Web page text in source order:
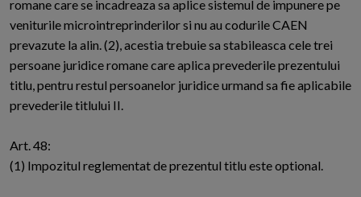
romane care se incadreaza sa aplice sistemul de impunere pe
veniturile microintreprinderilor si nu au codurile CAEN
prevazute la alin. (2), acestia trebuie sa stabileasca cele trei
persoane juridice romane care aplica prevederile prezentului
titlu, pentru restul persoanelor juridice urmand sa fie aplicabile
prevederile titlului II.
Art. 48:
(1) Impozitul reglementat de prezentul titlu este optional.